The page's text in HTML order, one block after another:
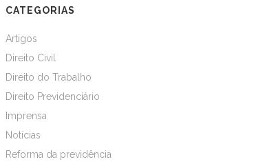
CATEGORIAS
Artigos
Direito Civil
Direito do Trabalho
Direito Previdenciário
Imprensa
Notícias
Reforma da previdência